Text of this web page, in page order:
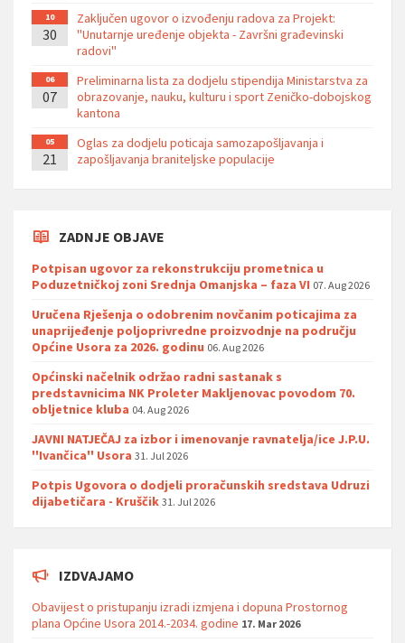
10
30
Zaključen ugovor o izvođenju radova za Projekt:
''Unutarnje uređenje objekta - Završni građevinski
radovi''
06
07
Preliminarna lista za dodjelu stipendija Ministarstva za
obrazovanje, nauku, kulturu i sport Zeničko-dobojskog
kantona
05
21
Oglas za dodjelu poticaja samozapošljavanja i
zapošljavanja braniteljske populacije
ZADNJE OBJAVE
Potpisan ugovor za rekonstrukciju prometnica u
Poduzetničkoj zoni Srednja Omanjska – faza VI 07. Aug 2026
Uručena Rješenja o odobrenim novčanim poticajima za
unaprijeđenje poljoprivredne proizvodnje na području
Općine Usora za 2026. godinu 06. Aug 2026
Općinski načelnik održao radni sastanak s
predstavnicima NK Proleter Makljenovac povodom 70.
obljetnice kluba 04. Aug 2026
JAVNI NATJEČAJ za izbor i imenovanje ravnatelja/ice J.P.U.
''Ivančica'' Usora 31. Jul 2026
Potpis Ugovora o dodjeli proračunskih sredstava Udruzi
dijabetičara - Kruščik 31. Jul 2026
IZDVAJAMO
Obavijest o pristupanju izradi izmjena i dopuna Prostornog
plana Općine Usora 2014.-2034. godine 17. Mar 2026